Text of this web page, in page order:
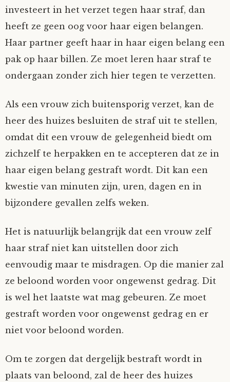
investeert in het verzet tegen haar straf, dan
heeft ze geen oog voor haar eigen belangen.
Haar partner geeft haar in haar eigen belang een
pak op haar billen. Ze moet leren haar straf te
ondergaan zonder zich hier tegen te verzetten.
Als een vrouw zich buitensporig verzet, kan de
heer des huizes besluiten de straf uit te stellen,
omdat dit een vrouw de gelegenheid biedt om
zichzelf te herpakken en te accepteren dat ze in
haar eigen belang gestraft wordt. Dit kan een
kwestie van minuten zijn, uren, dagen en in
bijzondere gevallen zelfs weken.
Het is natuurlijk belangrijk dat een vrouw zelf
haar straf niet kan uitstellen door zich
eenvoudig maar te misdragen. Op die manier zal
ze beloond worden voor ongewenst gedrag. Dit
is wel het laatste wat mag gebeuren. Ze moet
gestraft worden voor ongewenst gedrag en er
niet voor beloond worden.
Om te zorgen dat dergelijk bestraft wordt in
plaats van beloond, zal de heer des huizes